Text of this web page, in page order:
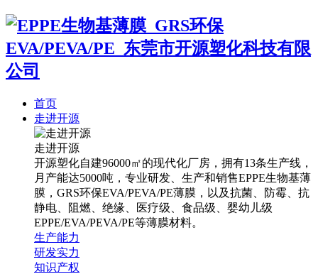
首页
走进开源
走进开源
开源塑化自建96000㎡的现代化厂房，拥有13条生产线，
月产能达5000吨，专业研发、生产和销售EPPE生物基薄
膜，GRS环保EVA/PEVA/PE薄膜，以及抗菌、防霉、抗
静电、阻燃、绝缘、医疗级、食品级、婴幼儿级
EPPE/EVA/PEVA/PE等薄膜材料。
生产能力
研发实力
知识产权